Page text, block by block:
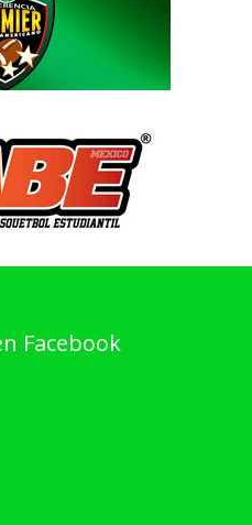
Facebook